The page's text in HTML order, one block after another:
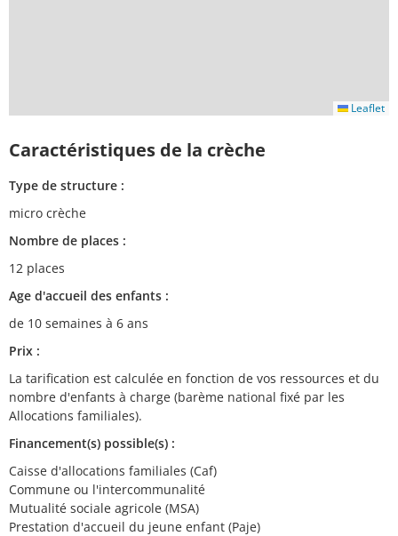
Leaflet
Caractéristiques de la crèche
Type de structure :
micro crèche
Nombre de places :
12 places
Age d'accueil des enfants :
de 10 semaines à 6 ans
Prix :
La tarification est calculée en fonction de vos ressources et du
nombre d'enfants à charge (barème national fixé par les
Allocations familiales).
Financement(s) possible(s) :
Caisse d'allocations familiales (Caf)
Commune ou l'intercommunalité
Mutualité sociale agricole (MSA)
Prestation d'accueil du jeune enfant (Paje)